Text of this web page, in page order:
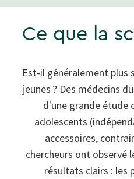
Ce que la
Est-il généralement plus
jeunes ? Des médecins
d'une grande étude
adolescents
accessoires,
chercheurs ont observé
résultats clairs : les